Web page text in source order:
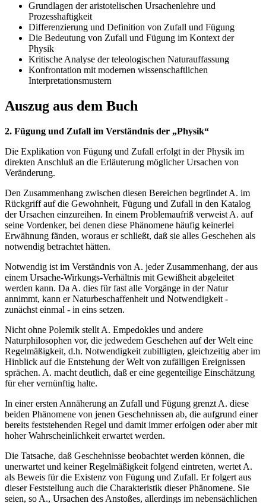
Grundlagen der aristotelischen Ursachenlehre und
Prozesshaftigkeit
Differenzierung und Definition von Zufall und Fügung
Die Bedeutung von Zufall und Fügung im Kontext der
Physik
Kritische Analyse der teleologischen Naturauffassung
Konfrontation mit modernen wissenschaftlichen
Interpretationsmustern
Auszug aus dem Buch
2. Fügung und Zufall im Verständnis der „Physik“
Die Explikation von Fügung und Zufall erfolgt in der Physik im
direkten Anschluß an die Erläuterung möglicher Ursachen von
Veränderung.
Den Zusammenhang zwischen diesen Bereichen begründet A. im
Rückgriff auf die Gewohnheit, Fügung und Zufall in den Katalog
der Ursachen einzureihen. In einem Problemaufriß verweist A. auf
seine Vordenker, bei denen diese Phänomene häufig keinerlei
Erwähnung fänden, woraus er schließt, daß sie alles Geschehen als
notwendig betrachtet hätten.
Notwendig ist im Verständnis von A. jeder Zusammenhang, der aus
einem Ursache-Wirkungs-Verhältnis mit Gewißheit abgeleitet
werden kann. Da A. dies für fast alle Vorgänge in der Natur
annimmt, kann er Naturbeschaffenheit und Notwendigkeit -
zunächst einmal - in eins setzen.
Nicht ohne Polemik stellt A. Empedokles und andere
Naturphilosophen vor, die jedwedem Geschehen auf der Welt eine
Regelmäßigkeit, d.h. Notwendigkeit zubilligten, gleichzeitig aber im
Hinblick auf die Entstehung der Welt von zufälligen Ereignissen
sprächen. A. macht deutlich, daß er eine gegenteilige Einschätzung
für eher vernünftig halte.
In einer ersten Annäherung an Zufall und Fügung grenzt A. diese
beiden Phänomene von jenen Geschehnissen ab, die aufgrund einer
bereits feststehenden Regel und damit immer erfolgen oder aber mit
hoher Wahrscheinlichkeit erwartet werden.
Die Tatsache, daß Geschehnisse beobachtet werden können, die
unerwartet und keiner Regelmäßigkeit folgend eintreten, wertet A.
als Beweis für die Existenz von Fügung und Zufall. Er folgert aus
dieser Feststellung auch die Charakteristik dieser Phänomene. Sie
seien, so A., Ursachen des Anstoßes, allerdings im nebensächlichen